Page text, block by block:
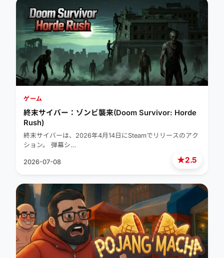
★2.5
ゲーム
終末サイバー：ゾンビ襲来(Doom Survivor: Horde
Rush)
終末サイバーは、2026年4月14日にSteamでリリースのアク
ション。 弾幕シ…
2026-07-08